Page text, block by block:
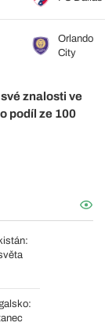
Orlando
City
znalosti ve
podíl ze 100